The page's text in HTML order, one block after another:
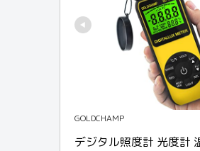
GOLDCHAMP
デジタル照度計 光度計